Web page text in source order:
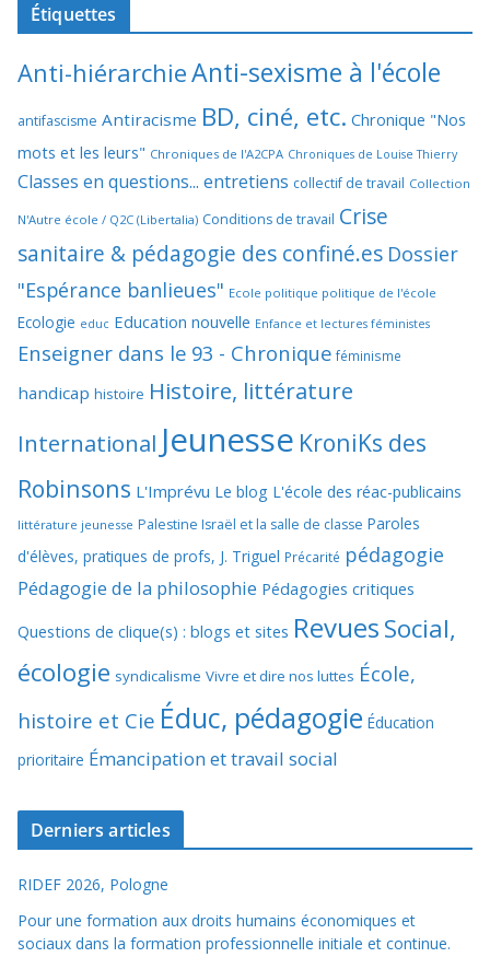
Étiquettes
Anti-hiérarchieAnti-sexisme à l'école
antifascisme Antiracisme BD, ciné, etc. Chronique "Nos
mots et les leurs" Chroniques de l'A2CPA Chroniques de Louise Thierry
Classes en questions... entretiens collectif de travail Collection
N'Autre école / Q2C (Libertalia) Conditions de travail Crise
sanitaire & pédagogie des confiné.es Dossier
"Espérance banlieues" Ecole politique politique de l'école
Ecologie educ Education nouvelle Enfance et lectures féministes
Enseigner dans le 93 - Chronique féminisme
handicap histoire Histoire, littérature
International Jeunesse KroniKs des
Robinsons L'Imprévu Le blog L'école des réac-publicains
littérature jeunesse Palestine Israël et la salle de classe Paroles
d'élèves, pratiques de profs, J. Triguel Précarité pédagogie
Pédagogie de la philosophie Pédagogies critiques
Questions de clique(s) : blogs et sites RevuesSocial,
écologie syndicalisme Vivre et dire nos luttes École,
histoire et Cie Éduc, pédagogie Éducation
prioritaire Émancipation et travail social
Derniers articles
RIDEF 2026, Pologne
Pour une formation aux droits humains économiques et
sociaux dans la formation professionnelle initiale et continue.